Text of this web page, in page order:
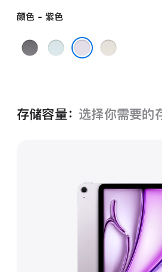
颜色 - 紫色
深
蓝
星
存储容量： 选择你需要的